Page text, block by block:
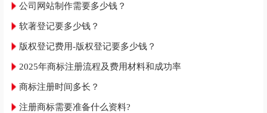
公司网站制作需要多少钱？
软著登记要多少钱？
版权登记费用-版权登记要多少钱？
2025年商标注册流程及费用材料和成功率
商标注册时间多长？
注册商标需要准备什么资料?